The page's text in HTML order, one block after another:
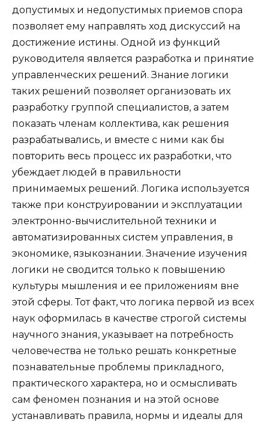
допустимых и недопустимых приемов спора
позволяет ему направлять ход дискуссий на
достижение истины. Одной из функций
руководителя является разработка и принятие
управленческих решений. Знание логики
таких решений позволяет организовать их
разработку группой специалистов, а затем
показать членам коллектива, как решения
разрабатывались, и вместе с ними как бы
повторить весь процесс их разработки, что
убеждает людей в правильности
принимаемых решений. Логика используется
также при конструировании и эксплуатации
электронно-вычислительной техники и
автоматизированных систем управления, в
экономике, языкознании. Значение изучения
логики не сводится только к повышению
культуры мышления и ее приложениям вне
этой сферы. Тот факт, что логика первой из всех
наук оформилась в качестве строгой системы
научного знания, указывает на потребность
человечества не только решать конкретные
познавательные проблемы прикладного,
практического характера, но и осмысливать
сам феномен познания и на этой основе
устанавливать правила, нормы и идеалы для